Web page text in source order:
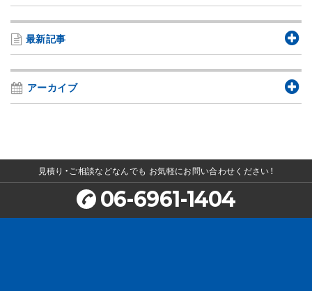
最新記事
アーカイブ
見積り・ご相談などなんでも お気軽にお問い合わせください！
06-6961-1404